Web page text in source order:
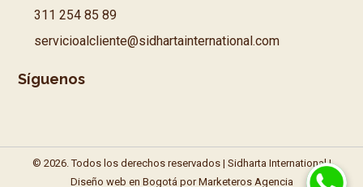
311 254 85 89
servicioalcliente@sidhartainternational.com
Síguenos
© 2026. Todos los derechos reservados | Sidharta International |
Diseño web en Bogotá por Marketeros Agencia